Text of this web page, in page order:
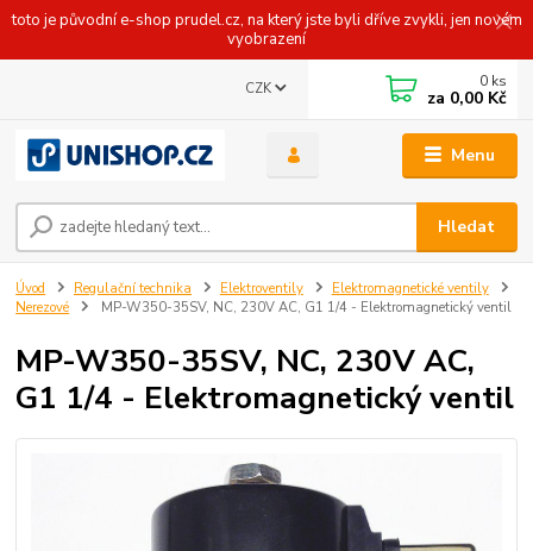
toto je původní e-shop prudel.cz, na který jste byli dříve zvykli, jen novém
vyobrazení
Menu
CZK
Hledat
0 ks
za 0,00 Kč
Úvod Regulační technika Elektroventily
Elektromagnetické ventily
Nerezové
MP-W350-35SV, NC, 230V AC, G1 1/4 - Elektromagnetický ventil
MP-W350-35SV, NC, 230V AC,
G1 1/4 - Elektromagnetický ventil